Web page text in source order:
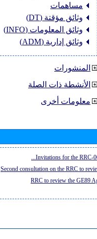
مساهمات
وثائق مؤقتة (DT)
وثائق المعلومات (INFO)
وثائق إدارية (ADM)
المنشورات
الأنشطة ذات الصلة
معلومات أخرى
Invitations for the RRC-
Second consultation on the RRC to
RRC to review the GE89